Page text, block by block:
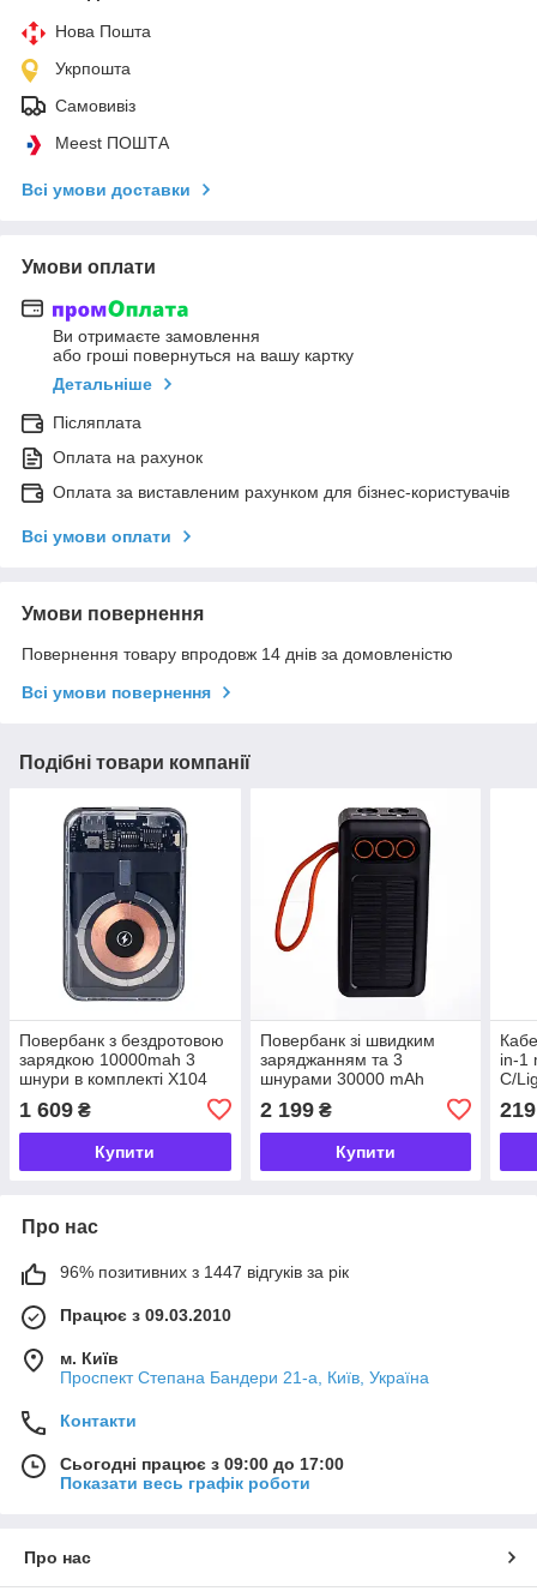
Нова Пошта
Укрпошта
Самовивіз
Meest ПОШТА
Всі умови доставки
Умови оплати
Ви отримаєте замовлення
або гроші повернуться на вашу картку
Детальніше
Післяплата
Оплата на рахунок
Оплата за виставленим рахунком для бізнес-користувачів
Всі умови оплати
Умови повернення
Повернення товару впродовж 14 днів за домовленістю
Всі умови повернення
Подібні товари компанії
Повербанк з бездротовою
зарядкою 10000mah 3
шнури в комплекті X104
1 609 ₴
Купити
Повербанк зі швидким
заряджанням та 3
шнурами 30000 mAh
пристрій powerbank
заряджання для
телефона HP-N56
2 199₴
Купити
in-1
C/
219
Про нас
96% позитивних з 1447 відгуків за рік
Працює з 09.03.2010
м. Київ
Проспект Степана Бандери 21-а, Київ, Україна
Контакти
Сьогодні працює з 09:00 до 17:00
Показати весь графік роботи
Про нас